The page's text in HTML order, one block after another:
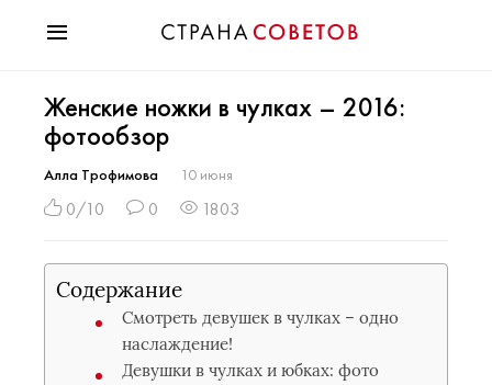
Мода
Звезды
Гороскопы
Здоровье
Хобби
Разное
Праздники
Женские ножки в чулках – 2016:
фотообзор
Алла Трофимова 10 июня
0/10 0 1803
Содержание
Смотреть девушек в чулках – одно
наслаждение!
Девушки в чулках и юбках: фото